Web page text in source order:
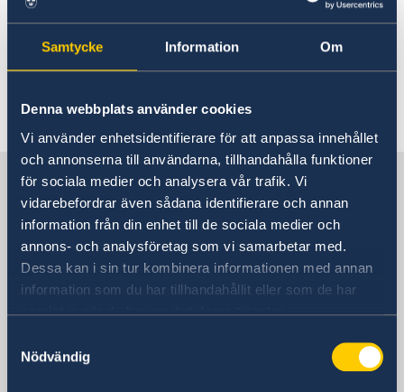
Samtycke Information Om
Denna webbplats använder cookies
Vi använder enhetsidentifierare för att anpassa innehållet
och annonserna till användarna, tillhandahålla funktioner
för sociala medier och analysera vår trafik. Vi
vidarebefordrar även sådana identifierare och annan
information från din enhet till de sociala medier och
annons- och analysföretag som vi samarbetar med.
Dessa kan i sin tur kombinera informationen med annan
information som du har tillhandahållit eller som de har
samlat in när du har använt deras tjänster.
Nödvändig
20 juni 2022
« 1 2 3 4 5 »
Sverige i Kuba
SVERIGES AMBASSAD I Havanna
Besöksadress
Havanna
Kuba